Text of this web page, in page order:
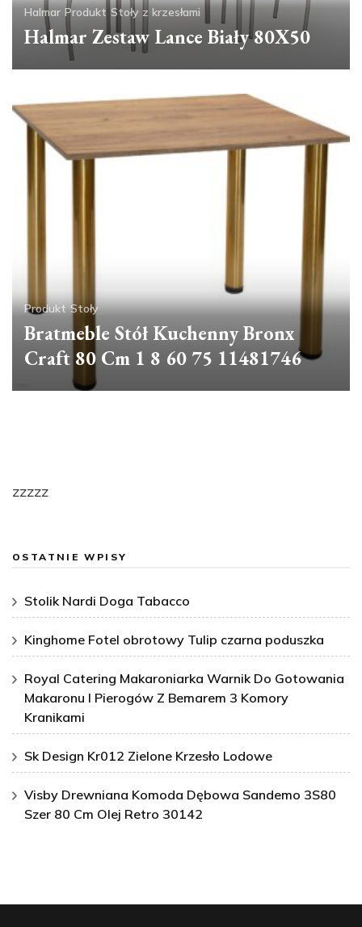
Halmar Produkt Stoły z krzesłami
Halmar Zestaw Lance Biały 80X50
Produkt Stoły
Bratmeble Stół Kuchenny Bronx
Craft 80 Cm 1 8 60 75 11481746
zzzzz
OSTATNIE WPISY
Stolik Nardi Doga Tabacco
Kinghome Fotel obrotowy Tulip czarna poduszka
Royal Catering Makaroniarka Warnik Do Gotowania
Makaronu I Pierogów Z Bemarem 3 Komory
Kranikami
Sk Design Kr012 Zielone Krzesło Lodowe
Visby Drewniana Komoda Dębowa Sandemo 3S80
Szer 80 Cm Olej Retro 30142